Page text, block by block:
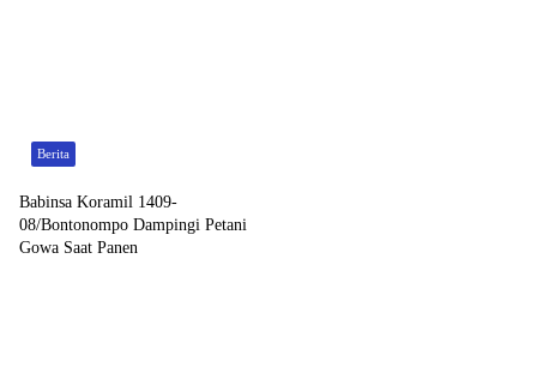
Berita
Babinsa Koramil 1409-
08/Bontonompo Dampingi Petani
Gowa Saat Panen